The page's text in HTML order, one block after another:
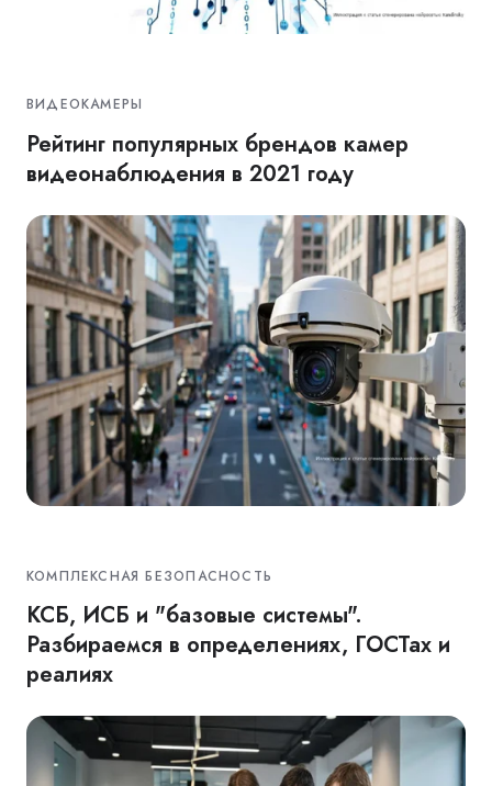
ВИДЕОКАМЕРЫ
Рейтинг популярных брендов камер
видеонаблюдения в 2021 году
КОМПЛЕКСНАЯ БЕЗОПАСНОСТЬ
КСБ, ИСБ и "базовые системы".
Разбираемся в определениях, ГОСТах и
реалиях